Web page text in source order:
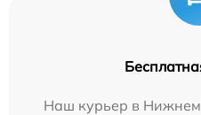
Наш курьер в Нижнем